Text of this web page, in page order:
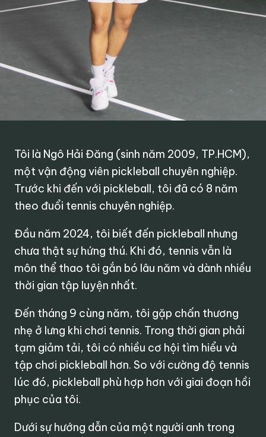
Tôi là Ngô Hải Đăng (sinh năm 2009, TP.HCM),
một vận động viên pickleball chuyên nghiệp.
Trước khi đến với pickleball, tôi đã có 8 năm
theo đuổi tennis chuyên nghiệp.
Đầu năm 2024, tôi biết đến pickleball nhưng
chưa thật sự hứng thú. Khi đó, tennis vẫn là
môn thể thao tôi gắn bó lâu năm và dành nhiều
thời gian tập luyện nhất.
Đến tháng 9 cùng năm, tôi gặp chấn thương
nhẹ ở lưng khi chơi tennis. Trong thời gian phải
tạm giảm tải, tôi có nhiều cơ hội tìm hiểu và
tập chơi pickleball hơn. So với cường độ tennis
lúc đó, pickleball phù hợp hơn với giai đoạn hồi
phục của tôi.
Dưới sự hướng dẫn của một người anh trong